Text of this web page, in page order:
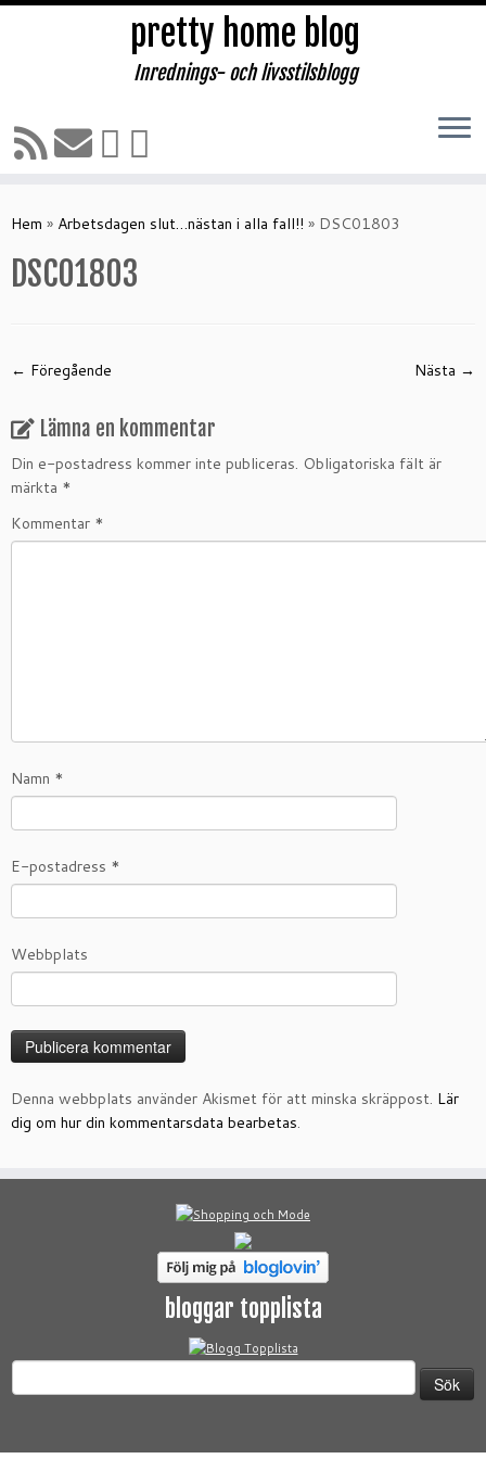
till
pretty home blog
Inrednings- och livsstilsblogg
Hem » Arbetsdagen slut…nästan i alla fall!! » DSC01803
DSC01803
← Föregående Nästa →
Lämna en kommentar
Din e-postadress kommer inte publiceras. Obligatoriska fält är
märkta *
Kommentar *
Namn *
E-postadress *
Webbplats
Denna webbplats använder Akismet för att minska skräppost. Lär
dig om hur din kommentarsdata bearbetas.
bloggar topplista
efter: